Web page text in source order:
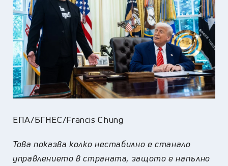
ЕПА/БГНЕС/Francis Chung
Това показва колко нестабилно е станало
управлението в страната, защото е напълно